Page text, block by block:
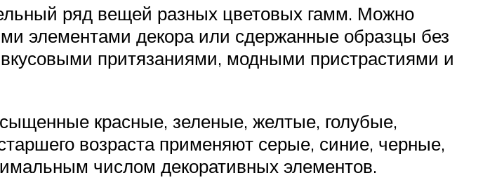
ряд вещей разных цветовых гамм. Можно
элементами декора или сдержанные образцы без
притязаниями, модными пристрастиями и
красные, зеленые, желтые, голубые,
возраста применяют серые, синие, черные,
числом декоративных элементов.